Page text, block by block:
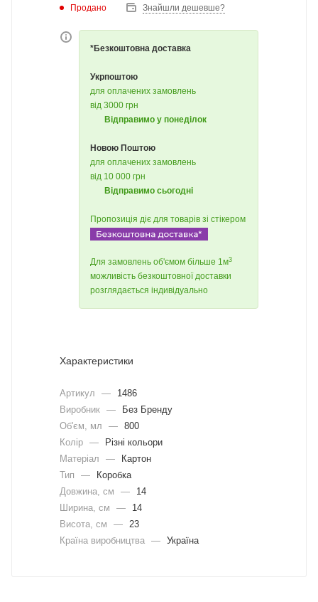
Продано Знайшли дешевше?
*Безкоштовна доставка
Укрпоштою
для оплачених замовлень
від 3000 грн
Відправимо у понеділок
Новою Поштою
для оплачених замовлень
від 10 000 грн
Відправимо сьогодні
Пропозиція діє для товарів зі стікером
Для замовлень об'ємом більше 1м3
можливість безкоштовної доставки
розглядається індивідуально
Характеристики
Артикул —
1486
Виробник —
Без Бренду
Об'єм, мл
— 800
Колір —
Різні кольори
Матеріал
—
Картон
Тип
—
Коробка
Довжина, cм
—
14
Ширина, cм
—
14
Висота, см
—
23
Країна виробництва — Україна